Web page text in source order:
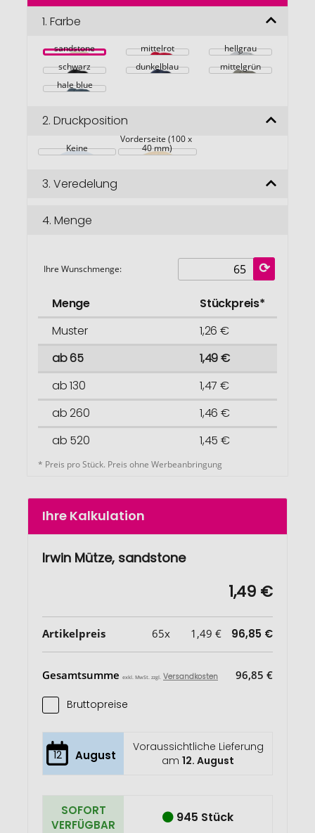
Bildgalerie
1. Farbe
sandstone mittelrot
hellgrau
schwarz
dunkelblau
mittelgrün
hale blue
2. Druckposition
Keine
Vorderseite (100 x
40 mm)
3. Veredelung
4. Menge
Ihre Wunschmenge:
Menge
Stückpreis*
Muster
1,26 €
ab 65
1,49 €
ab 130
1,47 €
ab 260
1,46 €
ab 520
1,45 €
* Preis pro Stück. Preis ohne Werbeanbringung
Ihre Kalkulation
Irwin Mütze, sandstone
1,49 €
Artikelpreis 65x 1,49 € 96,85 €
Gesamtsumme exkl. MwSt. zzgl. Versandkosten 96,85 €
Bruttopreise
12 August
Voraussichtliche Lieferung
am12. August
SOFORT
VERFÜGBAR
945 Stück